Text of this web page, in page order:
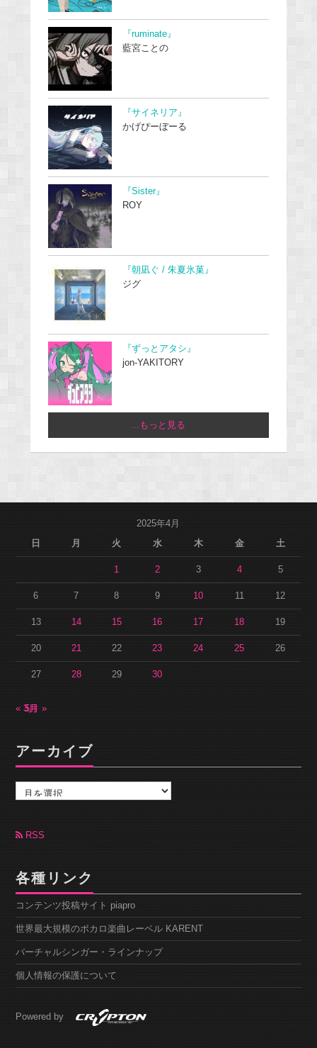
『ruminate』
藍宮ことの
『サイネリア』
かげぴーぼーる
『Sister』
ROY
『朝凪ぐ / 朱夏氷菓』
ジグ
『ずっとアタシ』
jon-YAKITORY
...もっと見る
2025年4月
日
月 火 水 木 金 土
1 2 3 4 5
6 7 8 9 10 11 12
13 14 15 16 17 18 19
20 21 22 23 24 25 26
27 28 29 30
« 3月5月 »
アーカイブ
カ
ブ RSS
各種リンク
コンテンツ投稿サイト piapro
世界最大規模のボカロ楽曲レーベル KARENT
バーチャルシンガー・ラインナップ
個人情報の保護について
Powered by